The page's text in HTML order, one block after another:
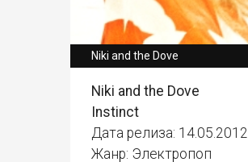
Niki and the Dove
Niki and the Dove
Instinct
Дата релиза: 14.05.2012
Жанр: Электропоп